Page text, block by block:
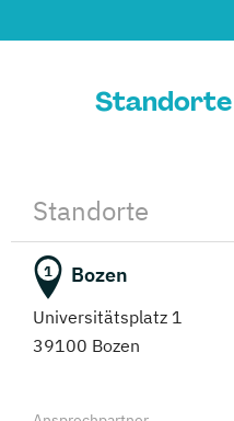
Standorte
1 Bozen
Universitätsplatz 1
39100 Bozen